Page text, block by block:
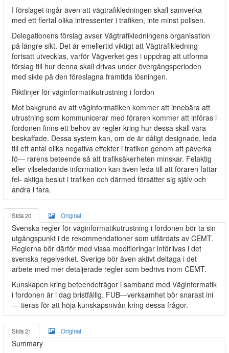
I förslaget ingår även att vägtrafikledningen skall samverka
med ett flertal olika intressenter i trafiken, inte minst polisen.
Delegationens förslag avser Vägtrafikledningens organisation
på längre sikt. Det är emellertid viktigt att Vägtrafikledning
fortsatt utvecklas, varför Vägverket ges i uppdrag att utforma
förslag till hur denna skall drivas under övergångsperioden
med sikte på den föreslagna framtida lösningen.
Riktlinjer för väginformatikutrustning i fordon
Mot bakgrund av att väginformatiken kommer att innebära att
utrustning som kommunicerar med föraren kommer att införas i
fordonen finns ett behov av regler kring hur dessa skall vara
beskaffade. Dessa system kan, om de är dåligt designade, leda
till ett antal olika negativa effekter i trafiken genom att påverka
fö— rarens beteende så att trafiksäkerheten minskar. Felaktig
eller vilseledande information kan även leda till att föraren fattar
fel- aktiga beslut i trafiken och därmed försätter sig själv och
andra i fara.
Sida 20 Original
Svenska regler för väginformatikutrustning i fordonen bör ta sin
utgångspunkt i de rekommendationer som utfärdats av CEMT.
Reglerna bör därför med vissa modifieringar införlivas i det
svenska regelverket. Sverige bör även aktivt deltaga i det
arbete med mer detaljerade regler som bedrivs inom CEMT.
Kunskapen kring beteendefrågor i samband med Väginformatik
i fordonen är i dag bristfällig. FUB—verksamhet bör snarast ini
— tieras för att höja kunskapsnivån kring dessa frågor.
Sida 21 Original
Summary